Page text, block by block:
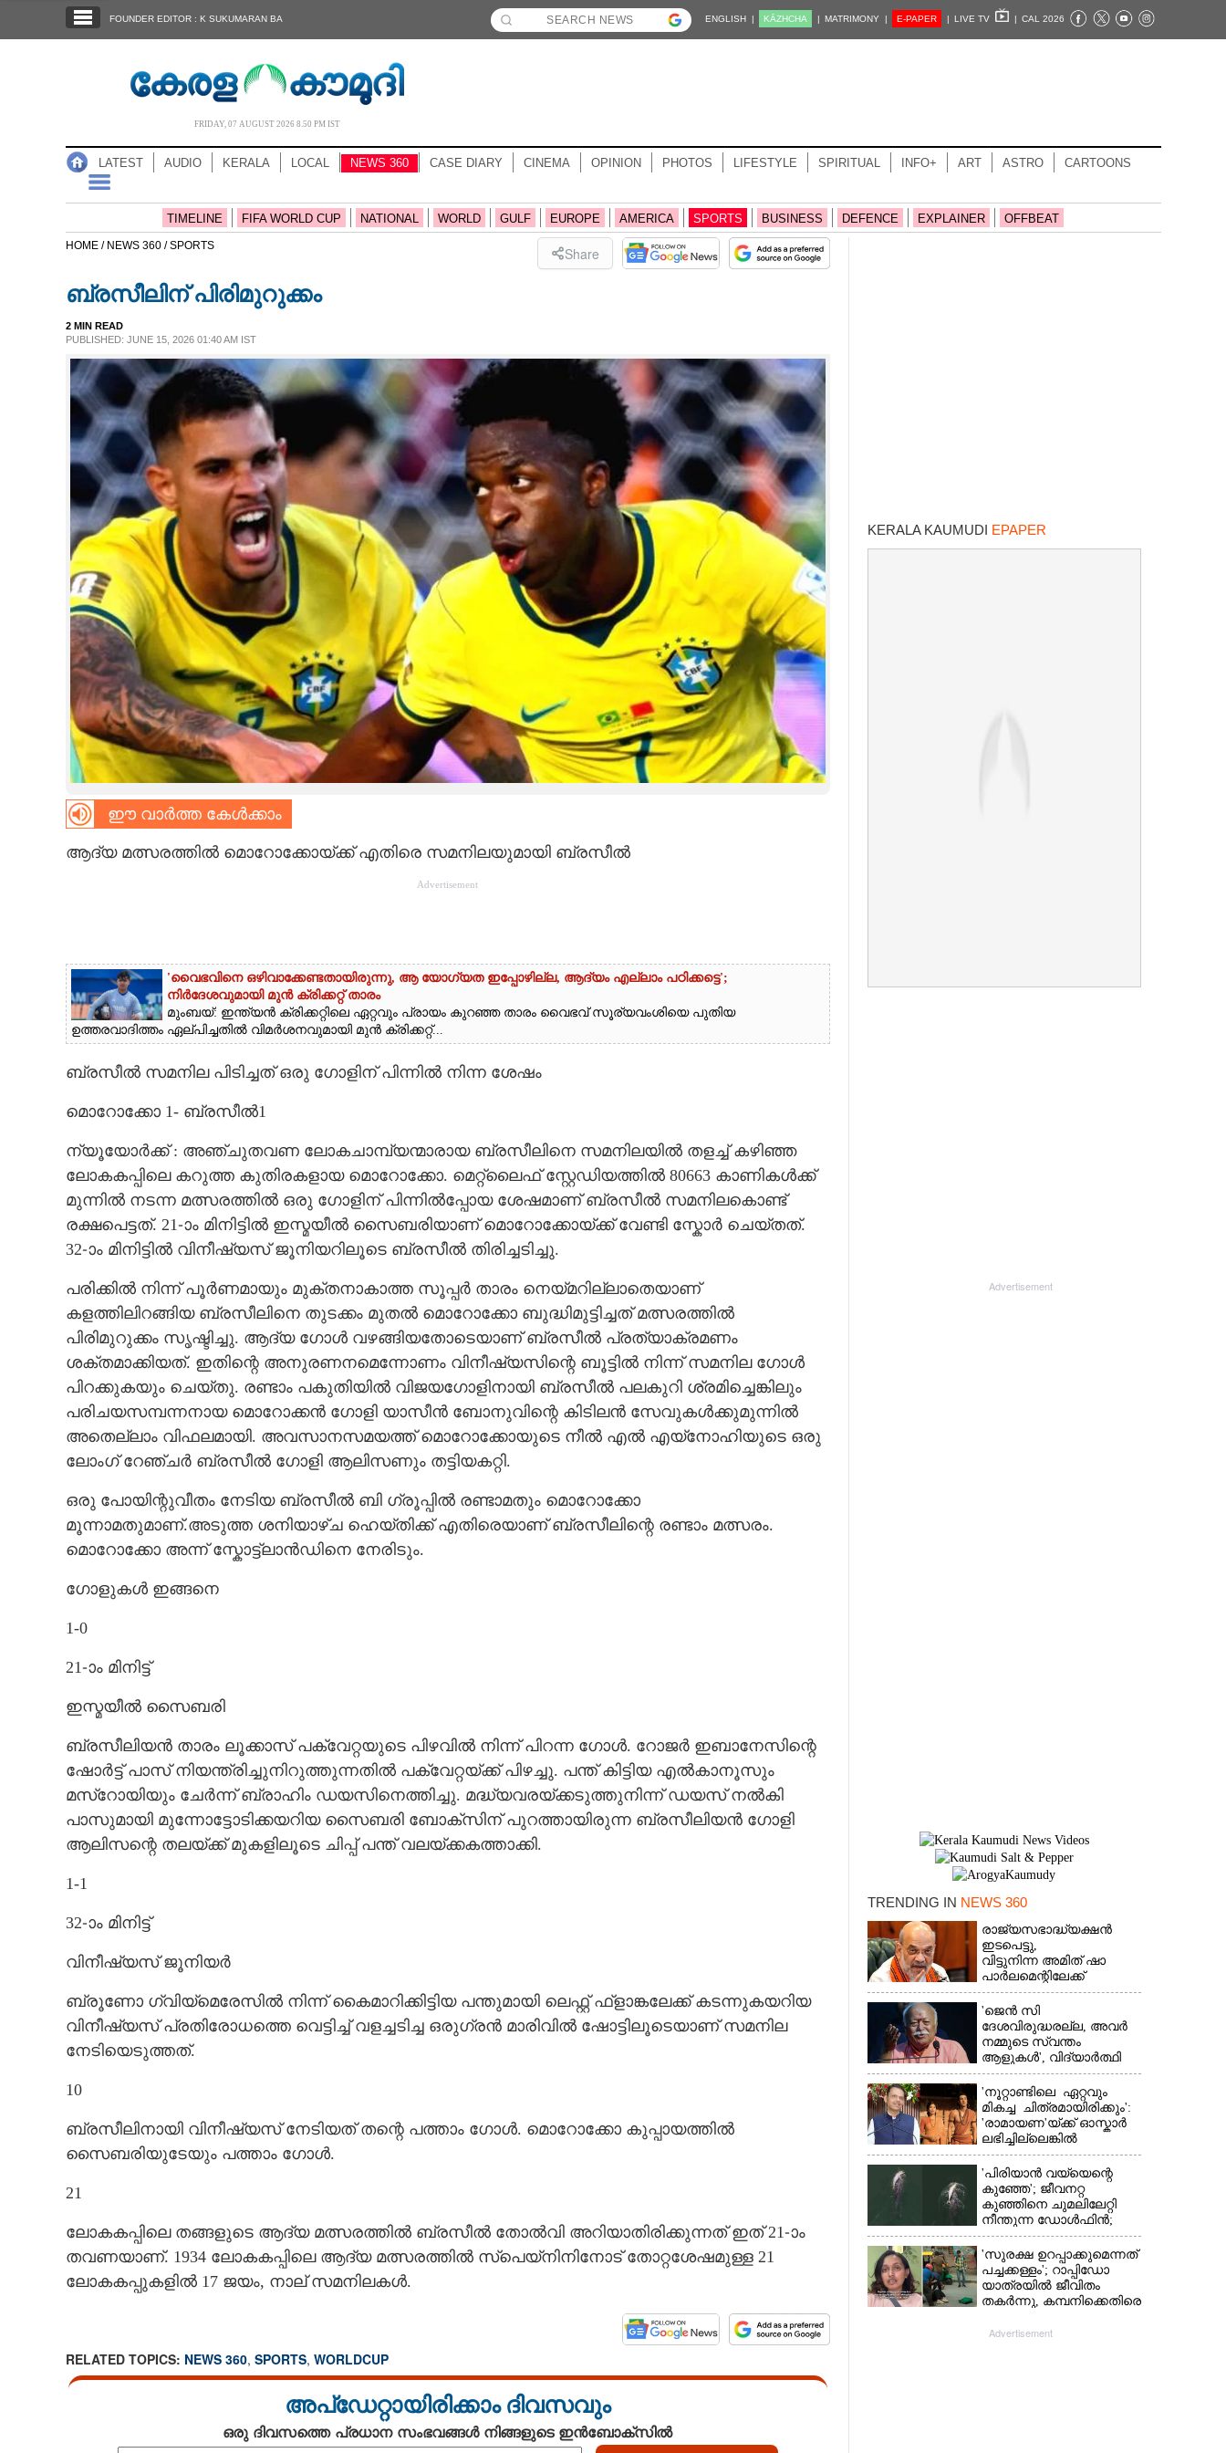
NOTIFIED NEWS
CASE DIARY
LIFESTYLE
SPIRITUAL
CARTOONS
CONTACT US
FOUNDER EDITOR : K SUKUMARAN BA ENGLISH | KĀZHCHA | MATRIMONY | E-PAPER | LIVE TV | CAL 2026
FRIDAY, 07 AUGUST 2026 8.50 PM IST
LATEST AUDIO KERALA LOCAL NEWS 360 CASE DIARY CINEMA OPINION PHOTOS LIFESTYLE SPIRITUAL INFO+ ART ASTRO CARTOONS
TIMELINE FIFA WORLD CUP NATIONAL WORLD GULF EUROPE AMERICA SPORTS BUSINESS DEFENCE EXPLAINER OFFBEAT
HOME / NEWS 360 /SPORTS Share
ബ്രസീലിന് പിരിമുറുക്കം
2 MIN READ
PUBLISHED: JUNE 15, 2026 01:40 AM IST
ഈ വാർത്ത കേൾക്കാം
ആദ്യ മത്സരത്തിൽ മൊറോക്കോയ്ക്ക് എതിരെ സമനിലയുമായി ബ്രസീൽ
Advertisement
'വൈഭവിനെ ഒഴിവാക്കേണ്ടതായിരുന്നു,​ ആ യോഗ്യത ഇപ്പോഴില്ല, ആദ്യം എല്ലാം പഠിക്കട്ടെ';
നിർദേശവുമായി മുൻ ക്രിക്കറ്റ് താരം
മുംബയ്: ഇന്ത്യൻ ക്രിക്കറ്റിലെ ഏറ്റവും പ്രായം കുറഞ്ഞ താരം വൈഭവ് സൂര്യവംശിയെ പുതിയ
ഉത്തരവാദിത്തം ഏല്പിച്ചതിൽ വിമർശനവുമായി മുൻ ക്രിക്കറ്റ്...
ബ്രസീൽ സമനില പിടിച്ചത് ഒരു ഗോളിന് പിന്നിൽ നിന്ന ശേഷം
മൊറോക്കോ 1- ബ്രസീൽ1
ന്യൂയോർക്ക് : അഞ്ചുതവണ ലോകചാമ്പ്യന്മാരായ ബ്രസീലിനെ സമനിലയിൽ തളച്ച് കഴിഞ്ഞ
ലോകകപ്പിലെ കറുത്ത കുതിരകളായ മൊറോക്കോ. മെറ്റ്ലൈഫ് സ്റ്റേഡിയത്തിൽ 80663 കാണികൾക്ക്
മുന്നിൽ നടന്ന മത്സരത്തിൽ ഒരു ഗോളിന് പിന്നിൽപ്പോയ ശേഷമാണ് ബ്രസീൽ സമനിലകൊണ്ട്
രക്ഷപെട്ടത്. 21-ാം മിനിട്ടിൽ ഇസ്മയീൽ സൈബരിയാണ് മൊറോക്കോയ്ക്ക് വേണ്ടി സ്കോർ ചെയ്തത്.
32-ാം മിനിട്ടിൽ വിനീഷ്യസ് ജൂനിയറിലൂടെ ബ്രസീൽ തിരിച്ചടിച്ചു.
പരിക്കിൽ നിന്ന് പൂർണമായും മുക്തനാകാത്ത സൂപ്പർ താരം നെയ്മറില്ലാതെയാണ്
കളത്തിലിറങ്ങിയ ബ്രസീലിനെ തുടക്കം മുതൽ മൊറോക്കോ ബുദ്ധിമുട്ടിച്ചത് മത്സരത്തിൽ
പിരിമുറുക്കം സൃഷ്ടിച്ചു. ആദ്യ ഗോൾ വഴങ്ങിയതോ‌ടെയാണ് ബ്രസീൽ പ്രത്യാക്രമണം
ശക്തമാക്കിയത്. ഇതിന്റെ അനുരണനമെന്നോണം വിനീഷ്യസിന്റെ ബൂട്ടിൽ നിന്ന് സമനില ഗോൾ
പിറക്കുകയും ചെയ്തു. രണ്ടാം പകുതിയിൽ വിജയഗോളിനായി ബ്രസീൽ പലകുറി ശ്രമിച്ചെങ്കിലും
പരിചയസമ്പന്നനായ മൊറോക്കൻ ഗോളി യാസീൻ ബോനുവിന്റെ കിടിലൻ സേവുകൾക്കുമുന്നിൽ
അതെല്ലാം വിഫലമായി. അവസാനസമയത്ത് മൊറോക്കോയുടെ നീൽ എൽ എയ്നോഹിയുടെ ഒരു
ലോംഗ് റേഞ്ചർ ബ്രസീൽ ഗോളി ആലിസണും തട്ടിയകറ്റി.
ഒരു പോയിന്റുവീതം നേടിയ ബ്രസീൽ ബി ഗ്രൂപ്പിൽ രണ്ടാമതും മൊറോക്കോ
മൂന്നാമതുമാണ്.അടുത്ത ശനിയാഴ്ച ഹെയ്തിക്ക് എതിരെയാണ് ബ്രസീലിന്റെ രണ്ടാം മത്സരം.
മൊറോക്കോ അന്ന് സ്കോട്ട്‌ലാൻഡിനെ നേരിടും.
ഗോളുകൾ ഇങ്ങനെ
1-0
21-ാം മിനിട്ട്
ഇസ്മയീൽ സൈബരി
ബ്രസീലിയൻ താരം ലൂക്കാസ് പക്വേറ്റയുടെ പിഴവിൽ നിന്ന് പിറന്ന ഗോൾ. റോജർ ഇബാനേസിന്റെ
ഷോർട്ട് പാസ് നിയന്ത്രിച്ചുനിറുത്തുന്നതിൽ പക്വേറ്റയ്ക്ക് പിഴച്ചു. പന്ത് കിട്ടിയ എൽകാനൂസും
മസ്റോയിയും ചേർന്ന് ബ്രാഹിം ഡയസിനെത്തിച്ചു. മദ്ധ്യവരയ്ക്കടുത്തുനിന്ന് ഡയസ് നൽകി
പാസുമായി മുന്നോട്ടോടിക്കയറിയ സൈബരി ബോക്സിന് പുറത്തായിരുന്ന ബ്രസീലിയൻ ഗോളി
ആലിസന്റെ തലയ്ക്ക് മുകളിലൂടെ ചിപ്പ് പന്ത് വലയ്ക്കകത്താക്കി.
1-1
32-ാം മിനിട്ട്
വിനീഷ്യസ് ജൂനിയർ
ബ്രൂണോ ഗ്വിയ്മെരേസിൽ നിന്ന് കൈമാറിക്കിട്ടിയ പന്തുമായി ലെഫ്റ്റ് ഫ്ളാങ്കലേക്ക് കടന്നുകയറിയ
വിനീഷ്യസ് പ്രതിരോധത്തെ വെട്ടിച്ച് വളച്ചടിച്ച ഒരുഗ്രൻ മാരിവിൽ ഷോട്ടിലൂടെയാണ് സമനില
നേ‌ടിയെടുത്തത്.
10
ബ്രസീലിനായി വിനീഷ്യസ് നേടിയത് തന്റെ പത്താം ഗോൾ. മൊറോക്കോ കുപ്പായത്തിൽ
സൈബരിയുടേയും പത്താം ഗോൾ.
21
ലോകകപ്പിലെ തങ്ങളുടെ ആദ്യ മത്സരത്തിൽ ബ്രസീൽ തോൽവി അറിയാതിരിക്കുന്നത് ഇത് 21-ാം
തവണയാണ്. 1934 ലോകകപ്പിലെ ആദ്യ മത്സരത്തിൽ സ്പെയ്നിനിനോട് തോറ്റശേഷമുള്ള 21
ലോകകപ്പുകളിൽ 17 ജയം, നാല് സമനിലകൾ.
RELATED TOPICS: NEWS 360, SPORTS, WORLDCUP
അപ്ഡേറ്റായിരിക്കാം ദിവസവും
ഒരു ദിവസത്തെ പ്രധാന സംഭവങ്ങൾ നിങ്ങളുടെ ഇൻബോക്സിൽ
KERALA KAUMUDI EPAPER
Advertisement
TRENDING IN NEWS 360
രാജ്യസഭാദ്ധ്യക്ഷൻ
ഇടപെട്ടു,
വിട്ടുനിന്ന അമിത് ഷാ
പാർലമെന്റിലേക്ക്
'ജെൻ സി
ദേശവിരുദ്ധരല്ല, അവർ
നമ്മുടെ സ്വന്തം
ആളുകൾ', വിദ്യാർത്ഥി
പ്രക്ഷോഭത്തെ പിന്തുണച്ച്
ആർഎസ്‌എസ് മേധാവി
'നൂറ്റാണ്ടിലെ ഏറ്റവും
മികച്ച ചിത്രമായിരിക്കും':
'രാമായണ'യ്ക്ക് ഓസ്കാ‌ർ
ലഭിച്ചില്ലെങ്കിൽ
നിരാശനാകുമെന്ന്
ദേവേന്ദ്ര ഫഡ്നാവിസ്
'പിരിയാൻ വയ്യെന്റെ
കുഞ്ഞേ'; ജീവനറ്റ
കുഞ്ഞിനെ ചുമലിലേറ്റി
നീന്തുന്ന ഡോൾഫിൻ;
കടലിലെ വൈകാരിക
നിമിഷങ്ങൾ
'സുരക്ഷ ഉറപ്പാക്കുമെന്നത്
പച്ചക്കള്ളം'; റാപ്പിഡോ
യാത്രയിൽ ജീവിതം
തകർന്നു, കമ്പനിക്കെതിരെ
Advertisement
ബ്രസീലിന് പിരിമുറുക്കം
×
Share this link